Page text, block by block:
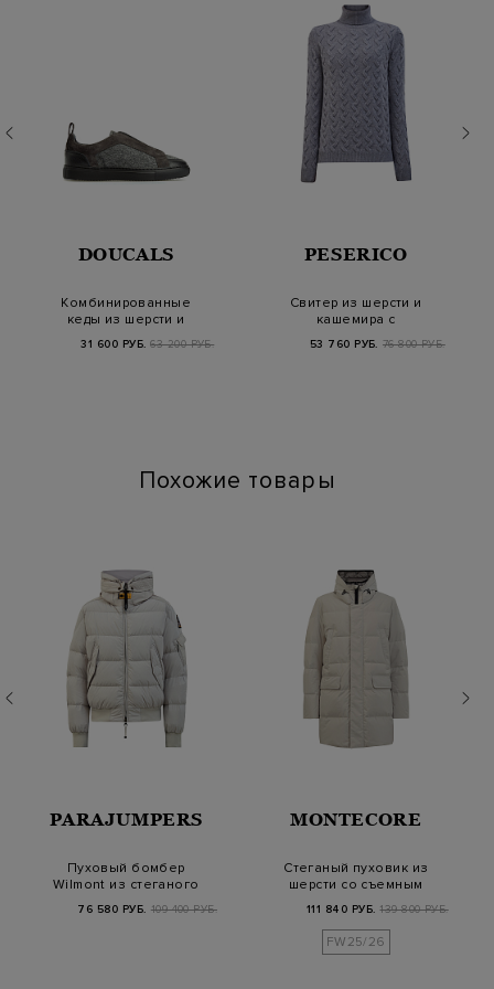
DOUCALS
Комбинированные
кеды из шерсти и
замши с меховой
подкл…
31 600 РУБ. 63 200 РУБ.
PESERICO
Свитер из шерсти и
кашемира с
фактурным вязаным
узором
53 760 РУБ. 76 800 РУБ.
Похожие товары
PARAJUMPERS
Пуховый бомбер
Wilmont из стеганого
76 580 РУБ. 109 400 РУБ.
MONTECORE
Стеганый пуховик из
шерсти со съемным
111 840 РУБ. 139 800 РУБ.
FW25/26